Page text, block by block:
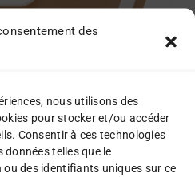
des
nous utilisons des
pour stocker et/ou accéder
Consentir à ces technologies
telles que le
des identifiants uniques sur ce
S